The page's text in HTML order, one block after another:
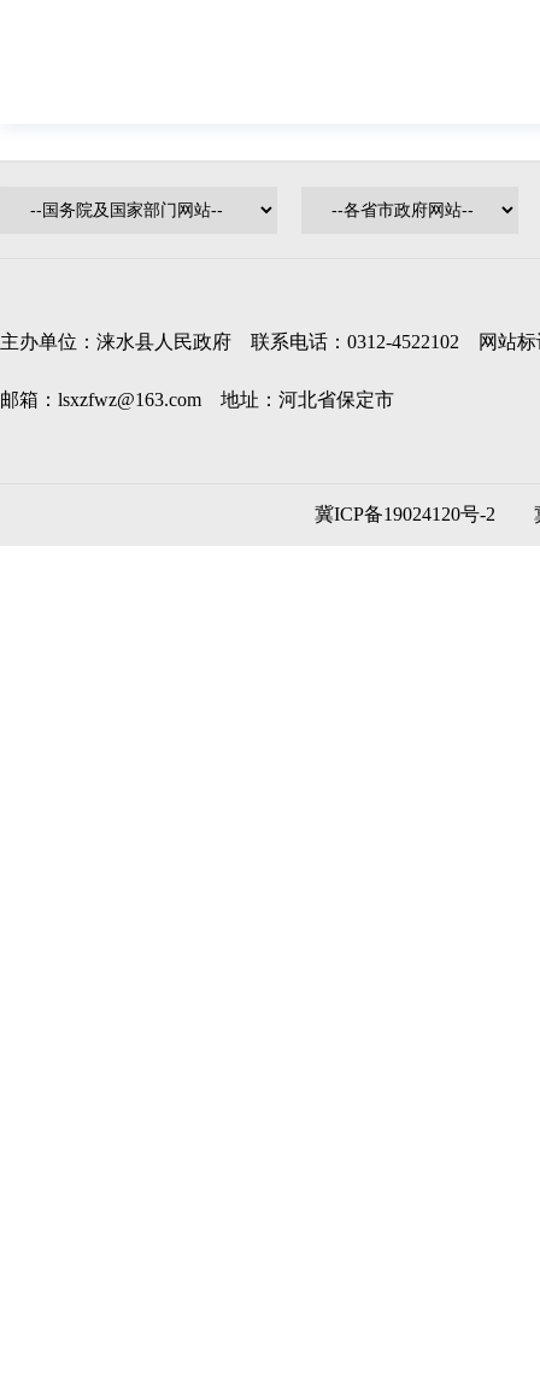
主办单位：涞水县人民政府 联系电话：0312-4522102 网站标
邮箱：lsxzfwz@163.com 地址：河北省保定市
冀ICP备19024120号-2